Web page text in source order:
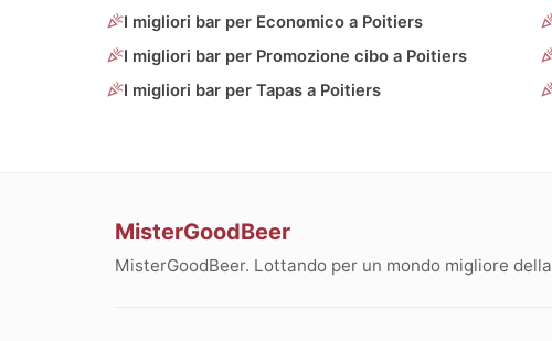
I migliori bar per Economico a Poitiers
I migliori bar per Promozione cibo a Poitiers
I migliori bar per Tapas a Poitiers
MisterGoodBeer
MisterGoodBeer. Lottando per un mondo migliore